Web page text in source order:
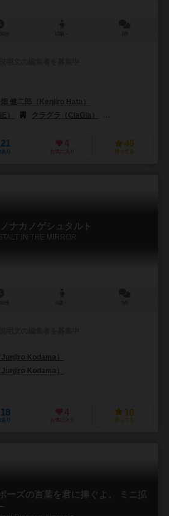
畑 健二郎（Kenjiro Hata）
）
クラグラ（ClaGla）
21
あり
4
お気に入り
49
持ってる
ナカノゲシュタルト
IN THE MIRROR
Kodama）
Kodama）
18
り
4
お気に入り
10
持ってる
ーズの言葉を君に捧ぐよ。 ミニ拡